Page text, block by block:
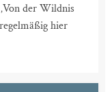
der Wildnis
hier